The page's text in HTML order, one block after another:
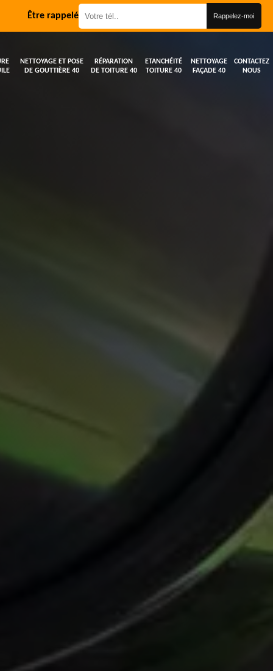
Être rappelé
NETTOYAGE ET POSE
DE GOUTTIÈRE 40
RÉPARATION
DE TOITURE 40
ETANCHÉITÉ
TOITURE 40
NETTOYAGE
FAÇADE 40
CONTACTEZ
NOUS